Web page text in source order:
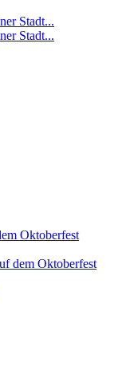
Oktoberfest
dem Oktoberfest